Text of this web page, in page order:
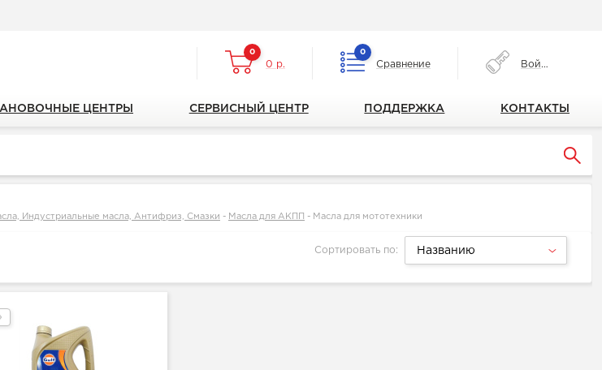
0
0 р.
0
Сравнение Войти
ЦЕНТРЫ СЕРВИСНЫЙ ЦЕНТР ПОДДЕРЖКА КОНТАКТЫ
Индустриальные масла, Антифриз, Смазки - Масла для АКПП - Масла для мототехники
Сортировать по: Названию